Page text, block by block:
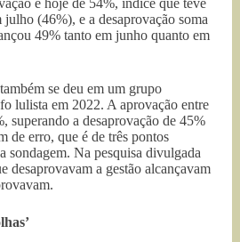
é hoje de 54%, índice que teve
(46%), e a desaprovação soma
49% tanto em junho quanto em
se deu em um grupo
lulista em 2022. A aprovação entre
superando a desaprovação de 45%
de erro, que é de três pontos
sondagem. Na pesquisa divulgada
desaprovavam a gestão alcançavam